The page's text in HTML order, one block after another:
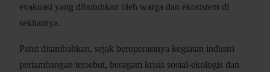
evakuasi yang dibutuhkan oleh warga dan ekosistem di
sekitarnya.
Patut ditambahkan, sejak beroperasinya kegiatan industri
pertambangan tersebut, beragam krisis sosial-ekologis dan